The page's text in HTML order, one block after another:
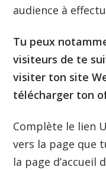
audience à
Tu peux
visiteurs de te
visiter ton site
télécharger ton
Complète le lien
vers la page que
la page d’accueil